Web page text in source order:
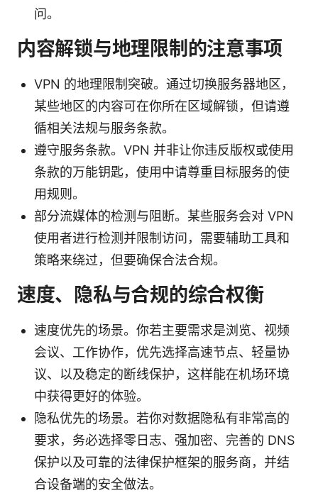
问。
内容解锁与地理限制的注意事项
VPN 的地理限制突破。通过切换服务器地区，
某些地区的内容可在你所在区域解锁，但请遵
循相关法规与服务条款。
遵守服务条款。VPN 并非让你违反版权或使用
条款的万能钥匙，使用中请尊重目标服务的使
用规则。
部分流媒体的检测与阻断。某些服务会对 VPN
使用者进行检测并限制访问，需要辅助工具和
策略来绕过，但要确保合法合规。
速度、隐私与合规的综合权衡
速度优先的场景。你若主要需求是浏览、视频
会议、工作协作，优先选择高速节点、轻量协
议、以及稳定的断线保护，这样能在机场环境
中获得更好的体验。
隐私优先的场景。若你对数据隐私有非常高的
要求，务必选择零日志、强加密、完善的 DNS
保护以及可靠的法律保护框架的服务商，并结
合设备端的安全做法。